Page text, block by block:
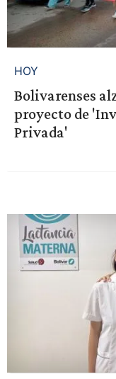
HOY
Bolivarenses
proyecto de
Privada'